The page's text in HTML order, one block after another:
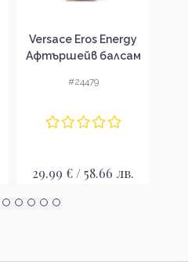
Versace Eros Energy
Афтършейв балсам
#24479
29.99 € / 58.66 лв.